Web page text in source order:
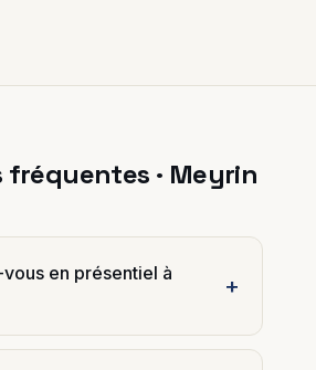
fréquentes · Meyrin
en présentiel à
+